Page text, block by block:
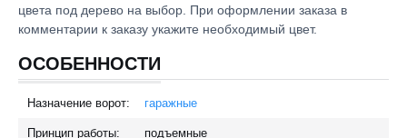
цвета под дерево на выбор. При оформлении заказа в
комментарии к заказу укажите необходимый цвет.
ОСОБЕННОСТИ
Назначение ворот: гаражные
Принцип работы: подъемные